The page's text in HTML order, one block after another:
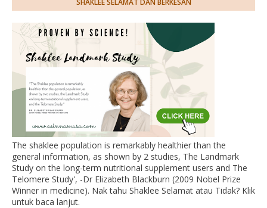
SHAKLEE SELAMAT DAN BERKESAN
The shaklee population is remarkably healthier than the
general information, as shown by 2 studies, The Landmark
Study on the long-term nutritional supplement users and The
Telomere Study', -Dr Elizabeth Blackburn (2009 Nobel Prize
Winner in medicine). Nak tahu Shaklee Selamat atau Tidak? Klik
untuk baca lanjut.